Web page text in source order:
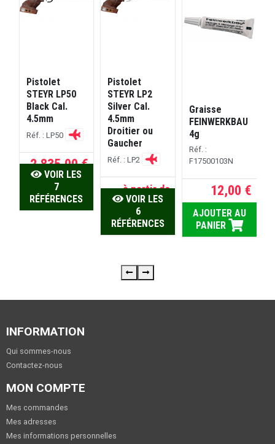
Pistolet
STEYR LP50
Black Cal.
4.5mm
Réf. : LP50
2.835,00 €
VOIR LES
7
RÉFÉRENCES
Pistolet
STEYR LP2
Silver Cal.
4.5mm
Droitier ou
Gaucher
Réf. : LP2
à partir de
1.820,00 €
VOIR LES
6
RÉFÉRENCES
Graisse
FEINWERKBAU
4g
Réf. :
F17500103N
12,00 €
AJOUTER AU
PANIER
INFORMATION
Qui sommes-nous
Contactez-nous
MON COMPTE
Mes commandes
Mes adresses
Mes informations personnelles